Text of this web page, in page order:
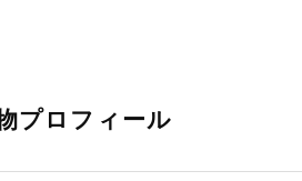
プロフィール